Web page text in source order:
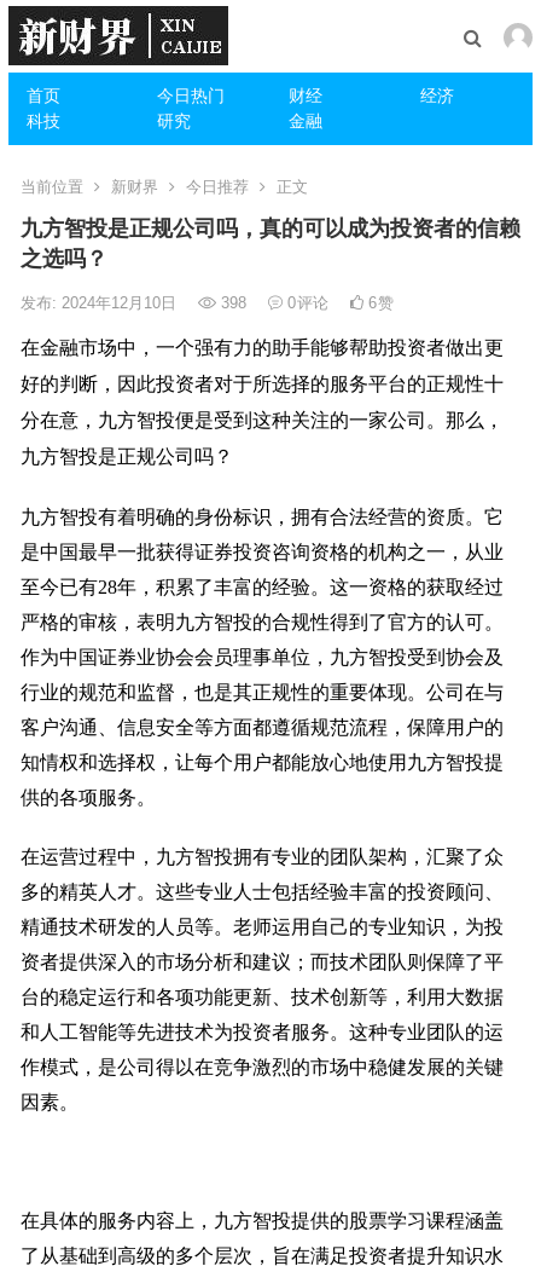
首页 今日热门 财经
经济
科技
研究 金融
当前位置 新财界 今日推荐 正文
九方智投是正规公司吗，真的可以成为投资者的信赖
之选吗？
发布: 2024年12月10日 398 0评论 6赞
在金融市场中，一个强有力的助手能够帮助投资者做出更
好的判断，因此投资者对于所选择的服务平台的正规性十
分在意，九方智投便是受到这种关注的一家公司。那么，
九方智投是正规公司吗？
九方智投有着明确的身份标识，拥有合法经营的资质。它
是中国最早一批获得证券投资咨询资格的机构之一，从业
至今已有28年，积累了丰富的经验。这一资格的获取经过
严格的审核，表明九方智投的合规性得到了官方的认可。
作为中国证券业协会会员理事单位，九方智投受到协会及
行业的规范和监督，也是其正规性的重要体现。公司在与
客户沟通、信息安全等方面都遵循规范流程，保障用户的
知情权和选择权，让每个用户都能放心地使用九方智投提
供的各项服务。
在运营过程中，九方智投拥有专业的团队架构，汇聚了众
多的精英人才。这些专业人士包括经验丰富的投资顾问、
精通技术研发的人员等。老师运用自己的专业知识，为投
资者提供深入的市场分析和建议；而技术团队则保障了平
台的稳定运行和各项功能更新、技术创新等，利用大数据
和人工智能等先进技术为投资者服务。这种专业团队的运
作模式，是公司得以在竞争激烈的市场中稳健发展的关键
因素。
在具体的服务内容上，九方智投提供的股票学习课程涵盖
了从基础到高级的多个层次，旨在满足投资者提升知识水